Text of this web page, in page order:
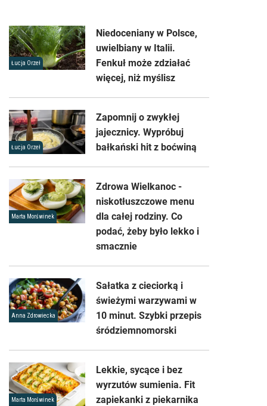
Łucja Orzeł
Niedoceniany w Polsce,
uwielbiany w Italii.
Fenkuł może zdziałać
więcej, niż myślisz
Łucja Orzeł
Zapomnij o zwykłej
jajecznicy. Wypróbuj
bałkański hit z boćwiną
Marta Morświnek
Zdrowa Wielkanoc -
niskotłuszczowe menu
dla całej rodziny. Co
podać, żeby było lekko i
smacznie
Anna Zdrowiecka
Sałatka z cieciorką i
świeżymi warzywami w
10 minut. Szybki przepis
śródziemnomorski
Marta Morświnek
Lekkie, sycące i bez
wyrzutów sumienia. Fit
zapiekanki z piekarnika